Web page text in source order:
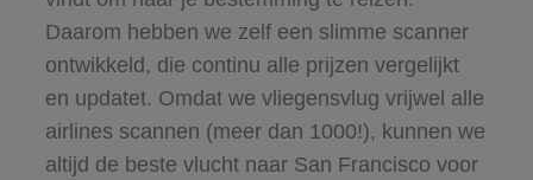
Daarom hebben we zelf een slimme scanner
ontwikkeld, die continu alle prijzen vergelijkt
en updatet. Omdat we vliegensvlug vrijwel alle
airlines scannen (meer dan 1000!), kunnen we
altijd de beste vlucht naar San Francisco voor